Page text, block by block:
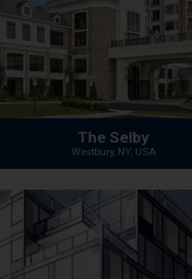
The Selby
Westbury, NY, USA